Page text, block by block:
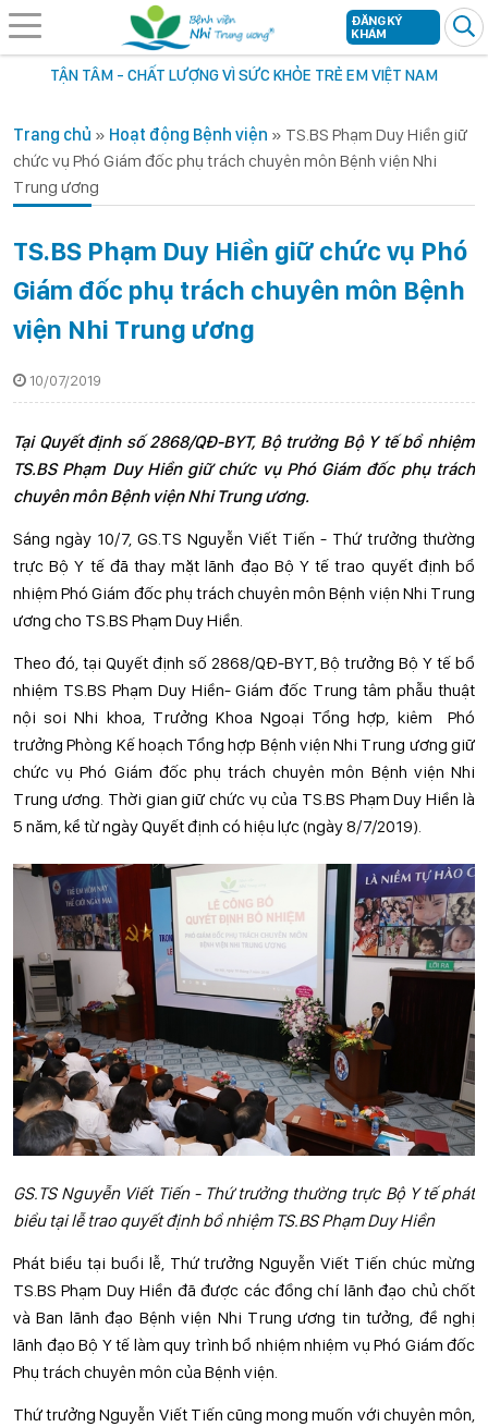
TẬN TÂM - CHẤT LƯỢNG VÌ SỨC KHỎE TRẺ EM VIỆT NAM
ĐĂNG KÝ
KHÁM
Trang chủ » Hoạt động Bệnh viện » TS.BS Phạm Duy Hiền giữ
chức vụ Phó Giám đốc phụ trách chuyên môn Bệnh viện Nhi
Trung ương
TS.BS Phạm Duy Hiền giữ chức vụ Phó
Giám đốc phụ trách chuyên môn Bệnh
viện Nhi Trung ương
10/07/2019
Tại Quyết định số 2868/QĐ-BYT, Bộ trưởng Bộ Y tế bổ nhiệm
TS.BS Phạm Duy Hiền giữ chức vụ Phó Giám đốc phụ trách
chuyên môn Bệnh viện Nhi Trung ương.
Sáng ngày 10/7, GS.TS Nguyễn Viết Tiến - Thứ trưởng thường
trực Bộ Y tế đã thay mặt lãnh đạo Bộ Y tế trao quyết định bổ
nhiệm Phó Giám đốc phụ trách chuyên môn Bệnh viện Nhi Trung
ương cho TS.BS Phạm Duy Hiền.
Theo đó, tại Quyết định số 2868/QĐ-BYT, Bộ trưởng Bộ Y tế bổ
nhiệm TS.BS Phạm Duy Hiền- Giám đốc Trung tâm phẫu thuật
nội soi Nhi khoa, Trưởng Khoa Ngoại Tổng hợp, kiêm Phó
trưởng Phòng Kế hoạch Tổng hợp Bệnh viện Nhi Trung ương giữ
chức vụ Phó Giám đốc phụ trách chuyên môn Bệnh viện Nhi
Trung ương. Thời gian giữ chức vụ của TS.BS Phạm Duy Hiền là
5 năm, kể từ ngày Quyết định có hiệu lực (ngày 8/7/2019).
GS.TS Nguyễn Viết Tiến - Thứ trưởng thường trực Bộ Y tế phát
biểu tại lễ trao quyết định bổ nhiệm TS.BS Phạm Duy Hiền
Phát biểu tại buổi lễ, Thứ trưởng Nguyễn Viết Tiến chúc mừng
TS.BS Phạm Duy Hiền đã được các đồng chí lãnh đạo chủ chốt
và Ban lãnh đạo Bệnh viện Nhi Trung ương tin tưởng, đề nghị
lãnh đạo Bộ Y tế làm quy trình bổ nhiệm nhiệm vụ Phó Giám đốc
Phụ trách chuyên môn của Bệnh viện.
Thứ trưởng Nguyễn Viết Tiến cũng mong muốn với chuyên môn,